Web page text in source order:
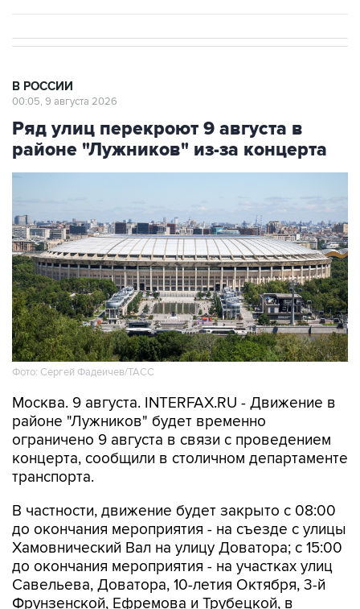
В РОССИИ
00:05, 9 августа 2026
Ряд улиц перекроют 9 августа в
районе "Лужников" из-за концерта
Фото: Сергей Фадеичев/ТАСС
Москва. 9 августа. INTERFAX.RU - Движение в
районе "Лужников" будет временно
ограничено 9 августа в связи с проведением
концерта, сообщили в столичном департаменте
транспорта.
В частности, движение будет закрыто с 08:00
до окончания мероприятия - на съезде с улицы
Хамовнический Вал на улицу Доватора; с 15:00
до окончания мероприятия - на участках улиц
Савельева, Доватора, 10-летия Октября, 3-й
Фрунзенской, Ефремова и Трубецкой, в